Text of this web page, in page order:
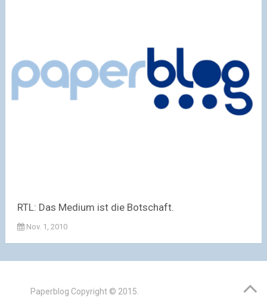
RTL: Das Medium ist die Botschaft.
Nov. 1, 2010
Paperblog Copyright © 2015.